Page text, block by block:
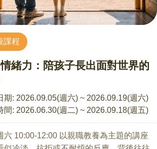
帶領課程主體，並適時邀請參與者簡短分
聯想與感受，促進講師與學員間的輕互
造開放而包容的體驗場域。
配樂大師 ：這是一場融合視覺與聽覺的創
在探索。
的體驗：透過聽覺、情緒與文字的流動，
層次感知練習。
音樂與情緒
中的音樂自我療癒應用
課程
緒力：陪孩子長出面對世界的
期: 2026.09.05(週六) ~ 2026.09.19(週六)
間: 2026.06.30(週二) ~ 2026.09.18(週五)
六 10:00-12:00 以親職教養為主題的講座